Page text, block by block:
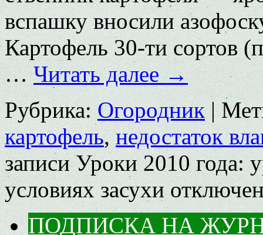
вспашку вносили
Картофель 30-ти сортов
…Читать далее→
Рубрика: Огородник |
картофель,недостаток
записи Уроки 2010 года:
условиях засухи
ПОДПИСКА НА